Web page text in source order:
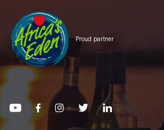
Proud partner